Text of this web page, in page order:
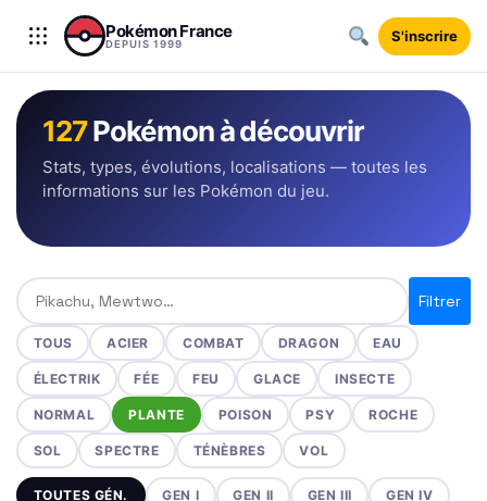
Aller au contenu
Pokémon France
DEPUIS 1999 S'inscrire
127Pokémon à découvrir
Stats, types, évolutions, localisations — toutes les
informations sur les Pokémon du jeu.
Rechercher un Pokémon
Filtrer
TOUS ACIER COMBAT DRAGON EAU
ÉLECTRIK FÉE FEU GLACE INSECTE
NORMAL PLANTE POISON PSY ROCHE
SOL SPECTRE TÉNÈBRES VOL
TOUTES GÉN. GEN I GEN II GEN III GEN IV